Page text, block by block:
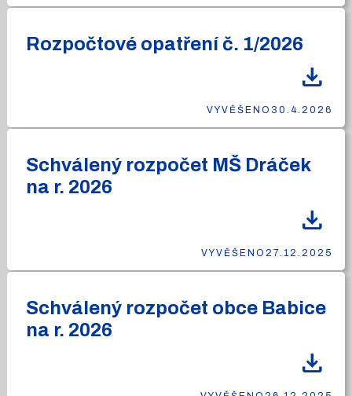
Rozpočtové opatření č. 1/2026
download
VYVĚŠENO 30.4.2026
Schválený rozpočet MŠ Dráček
na r. 2026
download
VYVĚŠENO 27.12.2025
Schválený rozpočet obce Babice
na r. 2026
download